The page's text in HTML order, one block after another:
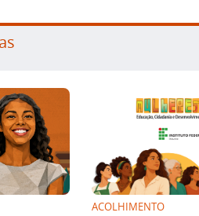
ACOLHIMENTO